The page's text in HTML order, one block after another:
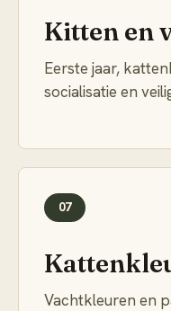
Kitten en
Eerste jaar,
socialisatie en
07
Vachtkleuren en